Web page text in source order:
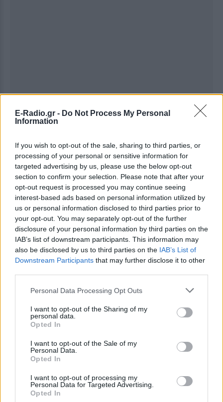
E-Radio.gr - Do Not Process My Personal
Information
If you wish to opt-out of the sale, sharing to third parties, or
processing of your personal or sensitive information for
targeted advertising by us, please use the below opt-out
section to confirm your selection. Please note that after your
opt-out request is processed you may continue seeing
interest-based ads based on personal information utilized by
us or personal information disclosed to third parties prior to
your opt-out. You may separately opt-out of the further
disclosure of your personal information by third parties on the
IAB’s list of downstream participants. This information may
also be disclosed by us to third parties on the IAB’s List of
Downstream Participants that may further disclose it to other
Personal Data Processing Opt Outs
I want to opt-out of the Sharing of my
personal data.
Opted In
I want to opt-out of the Sale of my
Personal Data.
Opted In
I want to opt-out of processing my
Personal Data for Targeted Advertising.
Opted In
και μάθετε πρώτοι τα πιο hot νέα.
Εσύ μπήκες στο E-Daily.gr; Τα νέα της ημέρας
και ότι σου κάνει κλικ!
Ακολουθήστε το E-Radio.gr και στο Instagram
ΔΙΑΦΗΜΙΣΗ